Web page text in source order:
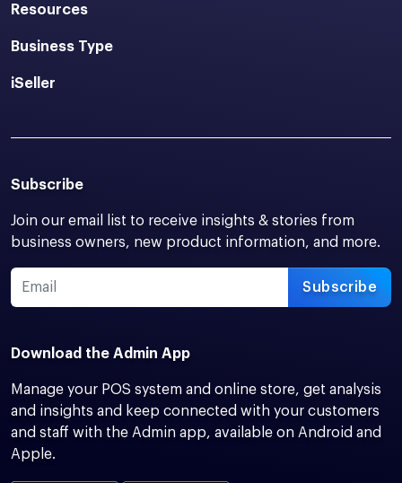
Resources
Business Type
iSeller
Subscribe
Join our email list to receive insights & stories from
business owners, new product information, and more.
Subscribe
Download the Admin App
Manage your POS system and online store, get analysis
and insights and keep connected with your customers
and staff with the Admin app, available on Android and
Apple.